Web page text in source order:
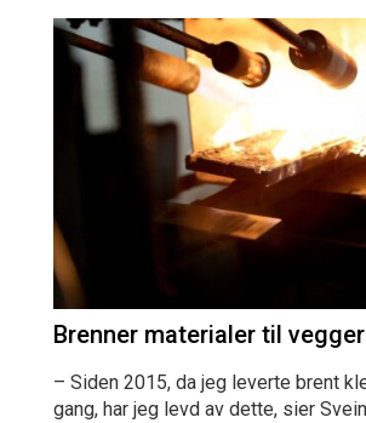
Brenner materialer til
– Siden 2015, da jeg leverte brent
gang, har jeg levd av dette, sier